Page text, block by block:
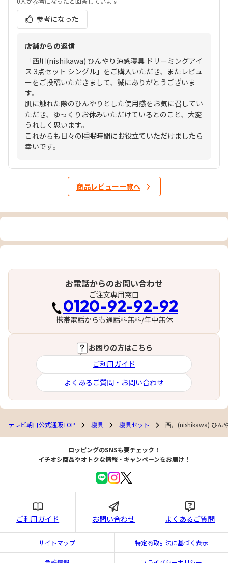
参考になった
店舗からの返信
「西川(nishikawa) ひんやり涼感寝具 ドリーミングアイ
ス 3点セット シングル」をご購入いただき、またレビュ
ーをご投稿いただきまして、誠にありがとうございま
す。
肌に触れた際のひんやりとした使用感をお気に召してい
ただき、ゆっくりお休みいただけているとのこと、大変
うれしく思います。
これからも日々の睡眠時間にお役立ていただけましたら
幸いです。
商品レビュー一覧へ
お電話からのお問い合わせ
ご注文専用窓口
0120-92-92-92
携帯電話からも通話料無料/年中無休
お困りの方はこちら
ご利用ガイド
よくあるご質問・お問い合わせ
テレビ朝日公式通販TOP 寝具 寝具セット 西川(nishikawa) ひん
ロッピングのSNSも要チェック！
イチオシ商品やオトクな情報・キャンペーンをお届け！
ご利用ガイド お問い合わせ よくあるご質問
サイトマップ 特定商取引法に基づく表示